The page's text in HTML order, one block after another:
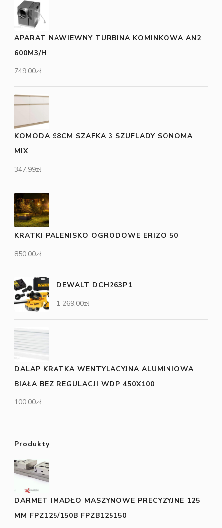
APARAT NAWIEWNY TURBINA KOMINKOWA AN2
600M3/H
749,00zł
KOMODA 98CM SZAFKA 3 SZUFLADY SONOMA
MIX
347,99zł
KRATKI PALENISKO OGRODOWE ERIZO 50
850,00zł
DEWALT DCH263P1
1 269,00zł
DALAP KRATKA WENTYLACYJNA ALUMINIOWA
BIAŁA BEZ REGULACJI WDP 450X100
100,00zł
Produkty
DARMET IMADŁO MASZYNOWE PRECYZYJNE 125
MM FPZ125/150B FPZB125150